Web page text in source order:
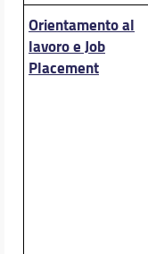
Orientamento al
lavoro e Job
Placement